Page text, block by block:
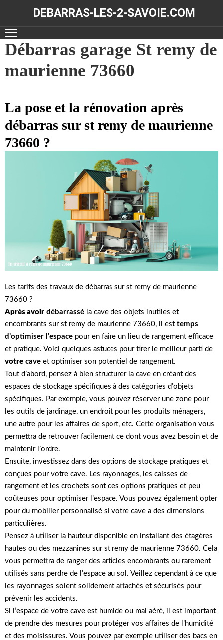
DEBARRAS-LES-2-SAVOIE.COM
ACCUEIL
CONTACT
Débarras garage St remy de
maurienne 73660
La pose et la rénovation après
débarras sur st remy de maurienne
73660 ?
Les tarifs des travaux de débarras sur st remy de maurienne
73660 ?
Après avoir débarrassé la cave des objets inutiles et
encombrants sur st remy de maurienne 73660, il est temps
d’optimiser l’espace pour en faire un lieu de rangement efficace
et pratique. Voici quelques astuces pour tirer le meilleur parti de
votre cave et optimiser son potentiel de rangement.
Tout d’abord, pensez à bien structurer la cave en créant des
espaces de stockage spécifiques à des catégories d’objets
spécifiques. Par exemple, vous pouvez réserver une zone pour
les outils de jardinage, un endroit pour les produits ménagers,
une autre pour les affaires de sport, etc. Cette organisation vous
permettra de retrouver facilement ce dont vous avez besoin et de
maintenir l’ordre.
Ensuite, investissez dans des options de stockage pratiques et
conçues pour votre cave. Les rayonnages, les caisses de
rangement et les crochets sont des options pratiques et peu
coûteuses pour optimiser l’espace. Vous pouvez également opter
pour du mobilier personnalisé si votre cave a des dimensions
particulières.
Pensez à utiliser la hauteur disponible en installant des étagères
hautes ou des mezzanines sur st remy de maurienne 73660. Cela
vous permettra de ranger des articles encombrants ou rarement
utilisés sans perdre de l’espace au sol. Veillez cependant à ce que
les rayonnages soient solidement attachés et sécurisés pour
prévenir les accidents.
Si l’espace de votre cave est humide ou mal aéré, il est important
de prendre des mesures pour protéger vos affaires de l’humidité
et des moisissures. Vous pouvez par exemple utiliser des bacs en